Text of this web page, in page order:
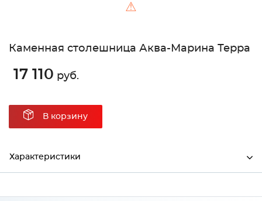
⚠
Каменная столешница Аква-Марина Терра
17 110 руб.
В корзину
Характеристики